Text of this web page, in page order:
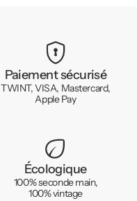
Paiement sécurisé
TWINT, VISA, Mastercard,
Apple Pay
Écologique
100% seconde main,
100% vintage